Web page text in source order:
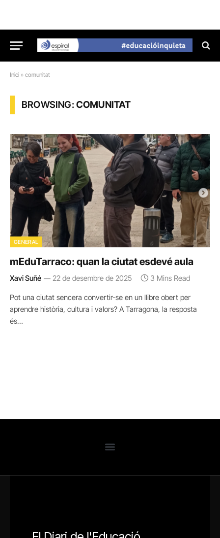
Inici » comunitat
BROWSING:COMUNITAT
GENERAL
mEduTarraco: quan la ciutat esdevé aula
Xavi Suñé 22 de desembre de 2025 3 Mins Read
Pot una ciutat sencera convertir-se en un llibre obert per
aprendre història, cultura i valors? A Tarragona, la resposta
és…